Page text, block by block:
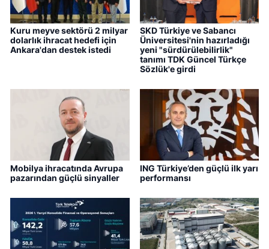
Kuru meyve sektörü 2 milyar
dolarlık ihracat hedefi için
Ankara'dan destek istedi
SKD Türkiye ve Sabancı
Üniversitesi'nin hazırladığı
yeni "sürdürülebilirlik"
tanımı TDK Güncel Türkçe
Sözlük'e girdi
Mobilya ihracatında Avrupa
pazarından güçlü sinyaller
ING Türkiye’den güçlü ilk yarı
performansı